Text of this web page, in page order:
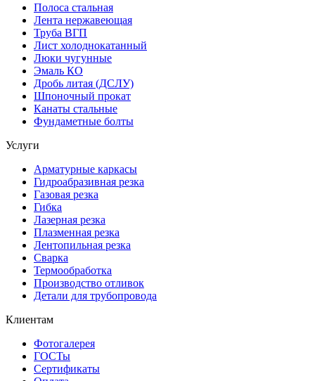
Полоса стальная
Лента нержавеющая
Труба ВГП
Лист холоднокатанный
Люки чугунные
Эмаль КО
Дробь литая (ДСЛУ)
Шпоночный прокат
Канаты стальные
Фундаметные болты
Услуги
Арматурные каркасы
Гидроабразивная резка
Газовая резка
Гибка
Лазерная резка
Плазменная резка
Лентопильная резка
Сварка
Термообработка
Производство отливок
Детали для трубопровода
Клиентам
Фотогалерея
ГОСТы
Сертификаты